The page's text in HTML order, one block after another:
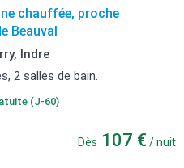
chauffée, proche
Beauval
Indre
2 salles de bain.
(J-60)
Dès 107 € / nuit